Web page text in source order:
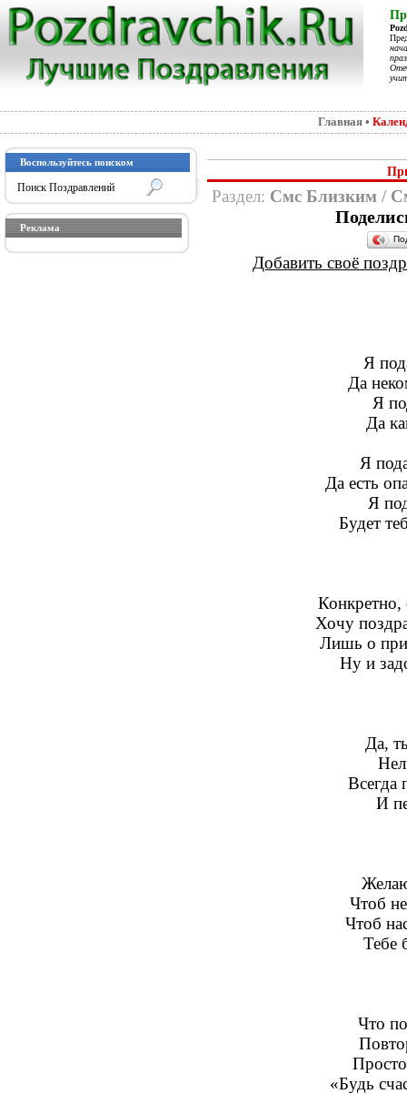
Главная •
Воспользуйтесь поиском
Реклама
Раздел: Смс Близким /
Добавить своё
Я
Да
Я
Да
Я
Да есть
Я
Будет
Конкретно,
Хочу
Лишь о
Ну и
Да,
Всегда
И
Чтоб
Чтоб
Тебе
Что
«Будь